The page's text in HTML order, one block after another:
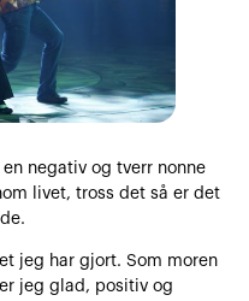
negativ og tverr nonne
livet, tross det så er det
jeg har gjort. Som moren
jeg glad, positiv og